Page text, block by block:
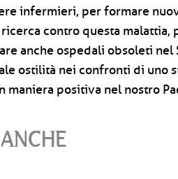
infermieri, per formare
contro questa
anche ospedali obsoleti nel
ostilità nei confronti di uno
maniera positiva nel nostro